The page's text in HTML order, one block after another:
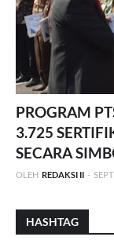
PROGRAM
3.725
SECARA
OLEH REDAKSI II -
HASHTAG